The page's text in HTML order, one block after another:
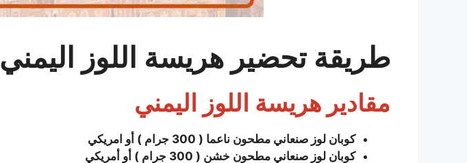
طريقة تحضير هريسة اللوز اليمني
مقادير هريسة اللوز اليمني
كوبان لوز صنعاني مطحون ناعما ( 300 جرام ) أو امريكي
كوبان لوز صنعاني مطحون خشن ( 300
جرام ) أو أمريكي